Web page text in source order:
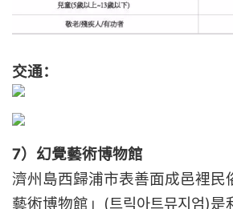
交通：
7）幻覺藝術博物館
濟州島西歸浦市表善面成邑裡民
藝術博物館」(트릭아트뮤지엄)